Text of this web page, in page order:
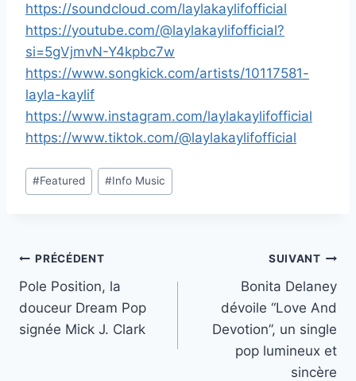
https://soundcloud.com/laylakaylifofficial
https://youtube.com/@laylakaylifofficial?
si=5gVjmvN-Y4kpbc7w
https://www.songkick.com/artists/10117581-
layla-kaylif
https://www.instagram.com/laylakaylifofficial
https://www.tiktok.com/@laylakaylifofficial
Étiquettes
de
#Featured #Info Music
Navigation
de
l’article
PRÉCÉDENT
Pole Position, la
douceur Dream Pop
signée Mick J. Clark
SUIVANT
Bonita Delaney
dévoile “Love And
Devotion”, un single
pop lumineux et
sincère